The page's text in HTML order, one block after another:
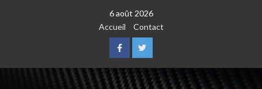
6 août 2026
Accueil
Contact
FacebookTwitter